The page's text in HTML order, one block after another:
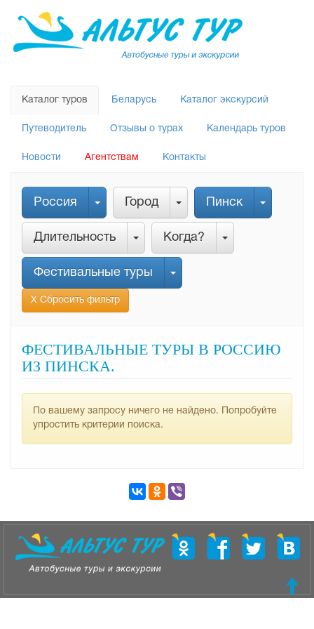
Каталог туров Беларусь Каталог экскурсий
Путеводитель Отзывы о турах Календарь туров
Новости Агентствам Контакты
Россия Город Пинск
Длительность Когда?
Фестивальные туры
Х Сбросить фильтр
ФЕСТИВАЛЬНЫЕ ТУРЫ В РОССИЮ
ИЗ ПИНСКА.
По вашему запросу ничего не найдено. Попробуйте
упростить критерии поиска.